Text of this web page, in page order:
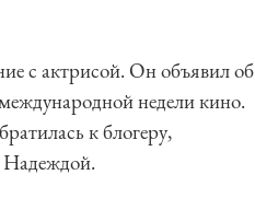
с актрисой. Он объявил об
недели кино.
к блогеру,
Надеждой.